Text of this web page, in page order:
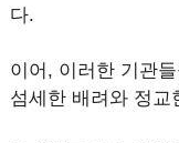
다.
이어, 이러한 기관
섬세한 배려와 정교